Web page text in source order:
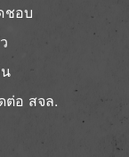
ชอบ
ต่อ สจล.